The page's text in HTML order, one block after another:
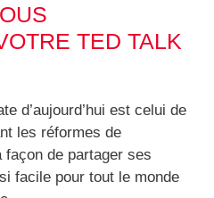
TED TALK
d’aujourd’hui est celui de
les réformes de
façon de partager ses
facile pour tout le monde